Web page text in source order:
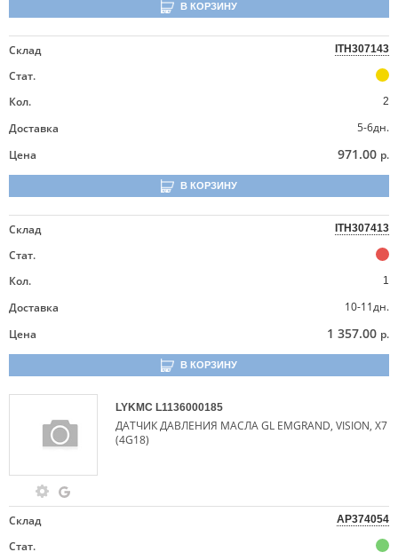
В КОРЗИНУ
Склад ITH307143
Стат.
Кол.
2
Доставка
5-6дн.
Цена
971.00 р.
В КОРЗИНУ
Склад ITH307413
Стат.
Кол.
1
Доставка
10-11дн.
Цена
1 357.00 р.
В КОРЗИНУ
LYKMC L1136000185
ДАТЧИК ДАВЛЕНИЯ МАСЛА GL EMGRAND, VISION, X7
(4G18)
Склад AP374054
Стат.